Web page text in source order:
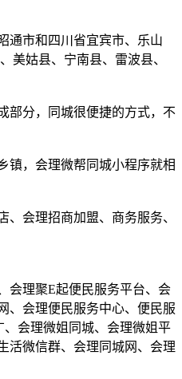
通市和四川省宜宾市、乐山
美姑县、宁南县、雷波县、
部分，同城很便捷的方式，不
镇，会理微帮同城小程序就相
会理招商加盟、商务服务、
会理聚E起便民服务平台、会
、会理便民服务中心、便民服
会理微姐同城、会理微姐平
活微信群、会理同城网、会理